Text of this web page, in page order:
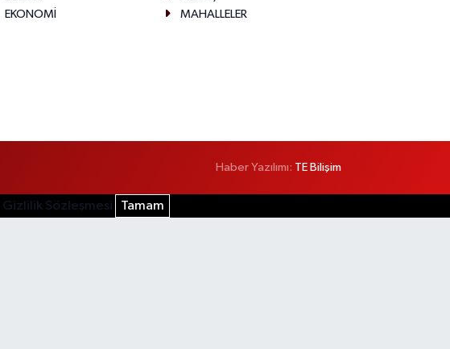
EKONOMİ
MAHALLELER
Haber Yazılımı: TE Bilişim
Gizlilik Sözleşmesi Tamam